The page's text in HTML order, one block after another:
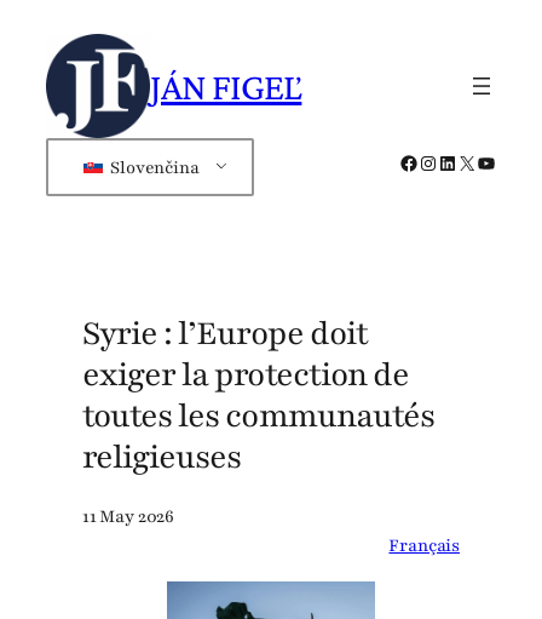
content
JÁN FIGEĽ
Slovenčina Facebook
Instagram
LinkedIn
X
Syrie : l’Europe doit
exiger la protection de
toutes les communautés
religieuses
11 May 2026
Français